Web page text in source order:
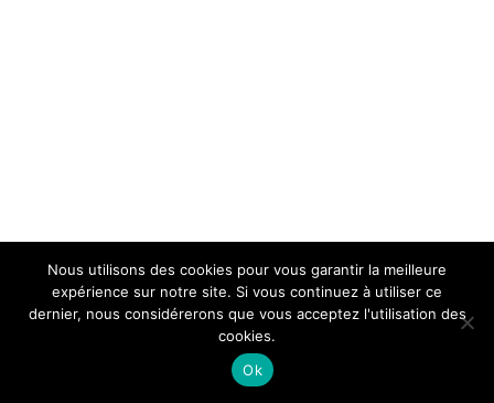
Nous utilisons des cookies pour vous garantir la meilleure
expérience sur notre site. Si vous continuez à utiliser ce
dernier, nous considérerons que vous acceptez l'utilisation des
cookies.
Ok